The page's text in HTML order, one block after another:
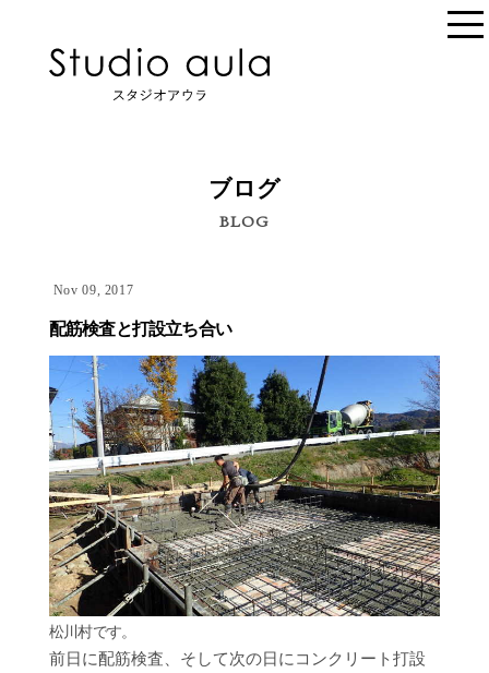
ブログ
BLOG
Nov 09, 2017
配筋検査と打設立ち合い
松川村です。
前日に配筋検査、そして次の日にコンクリート打設